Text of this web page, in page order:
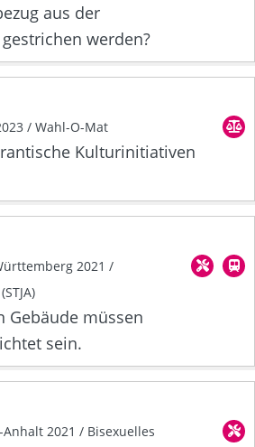
aus der
werden?
/ Wahl-O-Mat
Kulturinitiativen
2021 /
Gebäude müssen
sein.
2021 / Bisexuelles